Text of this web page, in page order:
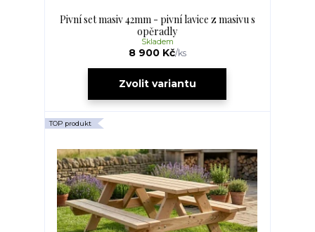
Pivní set masiv 42mm - pivní lavice z masivu s
opěradly
8 900 Kč/ks
Skladem
Zvolit variantu
TOP produkt